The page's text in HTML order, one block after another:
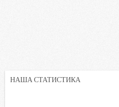
НАША СТАТИСТИКА